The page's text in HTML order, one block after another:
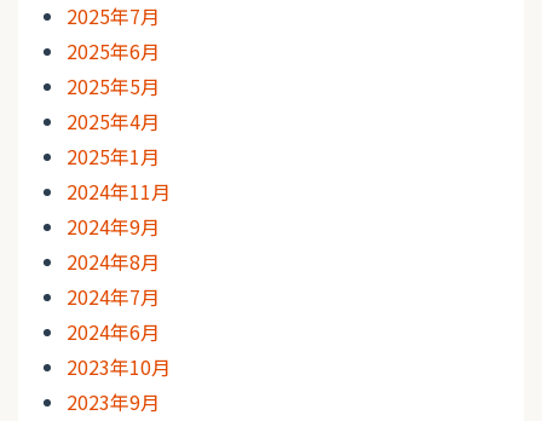
2025年7月
2025年6月
2025年5月
2025年4月
2025年1月
2024年11月
2024年9月
2024年8月
2024年7月
2024年6月
2023年10月
2023年9月